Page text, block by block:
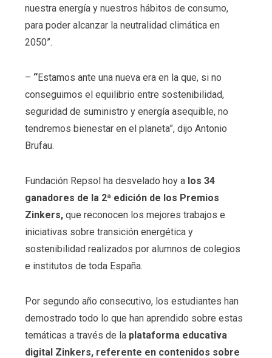
nuestra energía y nuestros hábitos de consumo,
para poder alcanzar la neutralidad climática en
2050”.
– “Estamos ante una nueva era en la que, si no
conseguimos el equilibrio entre sostenibilidad,
seguridad de suministro y energía asequible, no
tendremos bienestar en el planeta”, dijo Antonio
Brufau.
Fundación Repsol ha desvelado hoy a los 34
ganadores de la 2ª edición de los Premios
Zinkers, que reconocen los mejores trabajos e
iniciativas sobre transición energética y
sostenibilidad realizados por alumnos de colegios
e institutos de toda España.
Por segundo año consecutivo, los estudiantes han
demostrado todo lo que han aprendido sobre estas
temáticas a través de la plataforma educativa
digital Zinkers, referente en contenidos sobre